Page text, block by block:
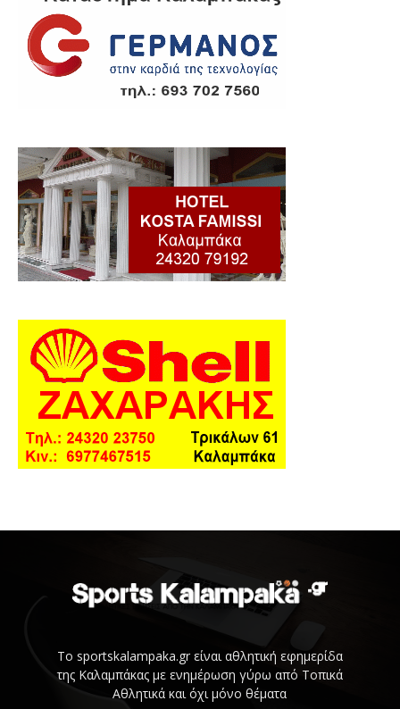
Το sportskalampaka.gr είναι αθλητική εφημερίδα
της Καλαμπάκας με ενημέρωση γύρω από Τοπικά
Αθλητικά και όχι μόνο θέματα